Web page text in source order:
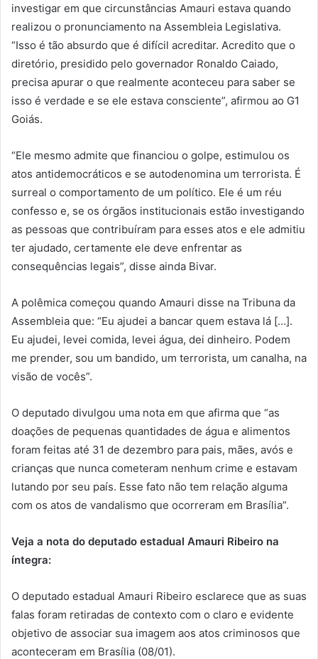
investigar em que circunstâncias Amauri estava quando
realizou o pronunciamento na Assembleia Legislativa.
“Isso é tão absurdo que é difícil acreditar. Acredito que o
diretório, presidido pelo governador Ronaldo Caiado,
precisa apurar o que realmente aconteceu para saber se
isso é verdade e se ele estava consciente”, afirmou ao G1
Goiás.
“Ele mesmo admite que financiou o golpe, estimulou os
atos antidemocráticos e se autodenomina um terrorista. É
surreal o comportamento de um político. Ele é um réu
confesso e, se os órgãos institucionais estão investigando
as pessoas que contribuíram para esses atos e ele admitiu
ter ajudado, certamente ele deve enfrentar as
consequências legais”, disse ainda Bivar.
A polêmica começou quando Amauri disse na Tribuna da
Assembleia que: “Eu ajudei a bancar quem estava lá […].
Eu ajudei, levei comida, levei água, dei dinheiro. Podem
me prender, sou um bandido, um terrorista, um canalha, na
visão de vocês”.
O deputado divulgou uma nota em que afirma que “as
doações de pequenas quantidades de água e alimentos
foram feitas até 31 de dezembro para pais, mães, avós e
crianças que nunca cometeram nenhum crime e estavam
lutando por seu país. Esse fato não tem relação alguma
com os atos de vandalismo que ocorreram em Brasília”.
Veja a nota do deputado estadual Amauri Ribeiro na
íntegra:
O deputado estadual Amauri Ribeiro esclarece que as suas
falas foram retiradas de contexto com o claro e evidente
objetivo de associar sua imagem aos atos criminosos que
aconteceram em Brasília (08/01).